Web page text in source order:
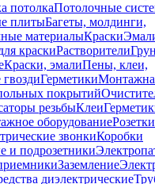
потолкаПотолочные
плитыБагеты, молдинги,
материалыКраски
краскиРастворители
Краски, эмалиПены, клеи,
Герметики
покрытий
резьбыКлеи
оборудование
звонкиКоробки
и подрозетники
Заземление
диэлектрические